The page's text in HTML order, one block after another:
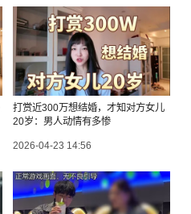
打赏近300万想结婚，才知对方女儿
20岁：男人动情有多惨
2026-04-23 14:56